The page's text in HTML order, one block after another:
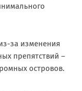
за изменения
препятствий –
островов.